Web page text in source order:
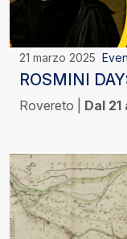
21 marzo 2025
ROSMINI
Rovereto | Dal